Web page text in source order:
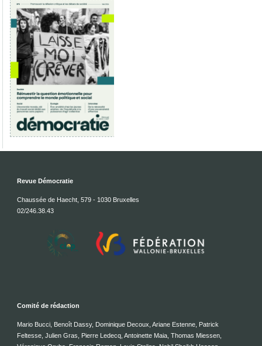
Revue Démocratie
Chaussée de Haecht, 579 - 1030 Bruxelles
02/246.38.43
Comité de rédaction
Mario Bucci, Benoît Dassy, Dominique Decoux, Ariane Estenne, Patrick
Feltesse, Julien Gras, Pierre Ledecq, Antoinette Maia, Thomas Miessen,